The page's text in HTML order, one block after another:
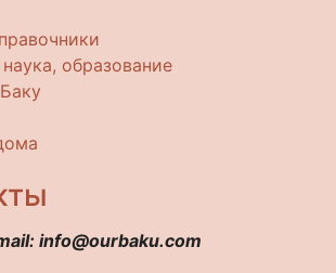
наука, образование
info@ourbaku.com